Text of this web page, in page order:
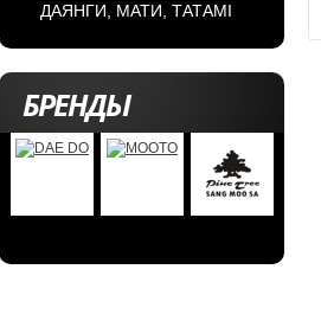
ДАЯНГИ, МАТИ, ТАТАМІ
БРЕНДЫ